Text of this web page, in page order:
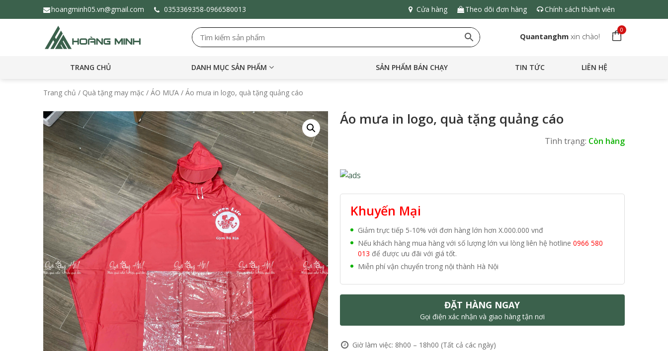
hoangminh05.vn@gmail.com 0353369358-0966580013 Cửa hàng Theo dõi đơn hàng Chính sách thành viên
Quantanghm xin chào!
0
TRANG CHỦ DANH MỤC SẢN PHẨM SẢN PHẨM BÁN CHẠY TIN TỨC LIÊN HỆ
Trang chủ / Quà tặng may mặc / ÁO MƯA / Áo mưa in logo, quà tặng quảng cáo
Áo mưa in logo, quà tặng quảng cáo
Tình trạng: Còn hàng
Khuyến Mại
Giảm trực tiếp 5-10% với đơn hàng lớn hơn X.000.000 vnđ
Nếu khách hàng mua hàng với số lượng lớn vui lòng liên hệ hotline 0966 580
013 để được ưu đãi với giá tốt.
Miễn phí vận chuyển trong nội thành Hà Nội
ĐẶT HÀNG NGAY
Gọi điện xác nhận và giao hàng tận nơi
Giờ làm việc: 8h00 – 18h00 (Tất cả các ngày)